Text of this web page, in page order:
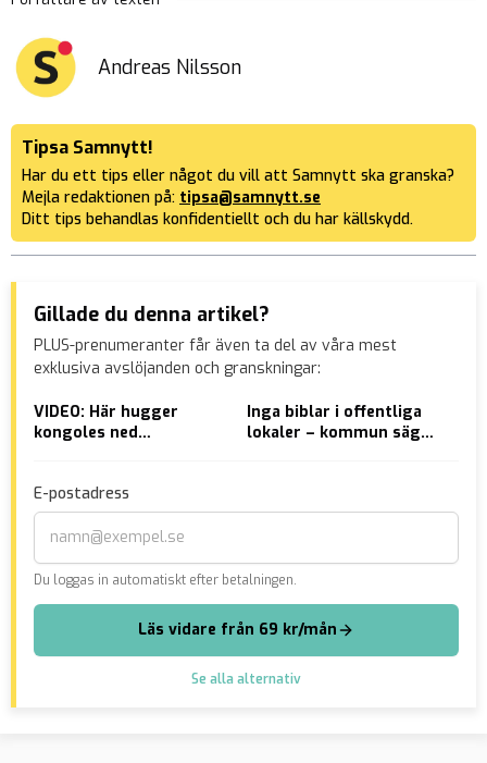
Andreas Nilsson
Tipsa Samnytt!
Har du ett tips eller något du vill att Samnytt ska granska?
Mejla redaktionen på: tipsa@samnytt.se
Ditt tips behandlas konfidentiellt och du har källskydd.
Gillade du denna artikel?
PLUS-prenumeranter får även ta del av våra mest
exklusiva avslöjanden och granskningar:
VIDEO: Här hugger
kongoles ned
Inga biblar i offentliga
lokaler – kommun säger
E-postadress
Du loggas in automatiskt efter betalningen.
Läs vidare från 69 kr/mån
Se alla alternativ